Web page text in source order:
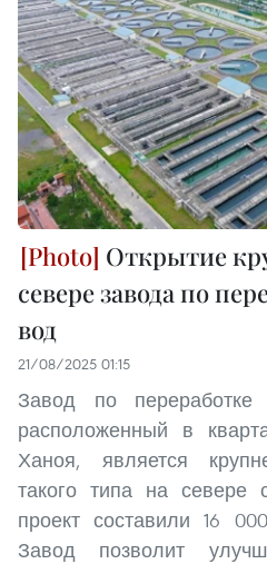
Открытие
севере завода по
вод
21/08/2025 01:15
Завод по
расположенный в
Ханоя, является
такого типа на севере
проект составили 16
Завод позволит